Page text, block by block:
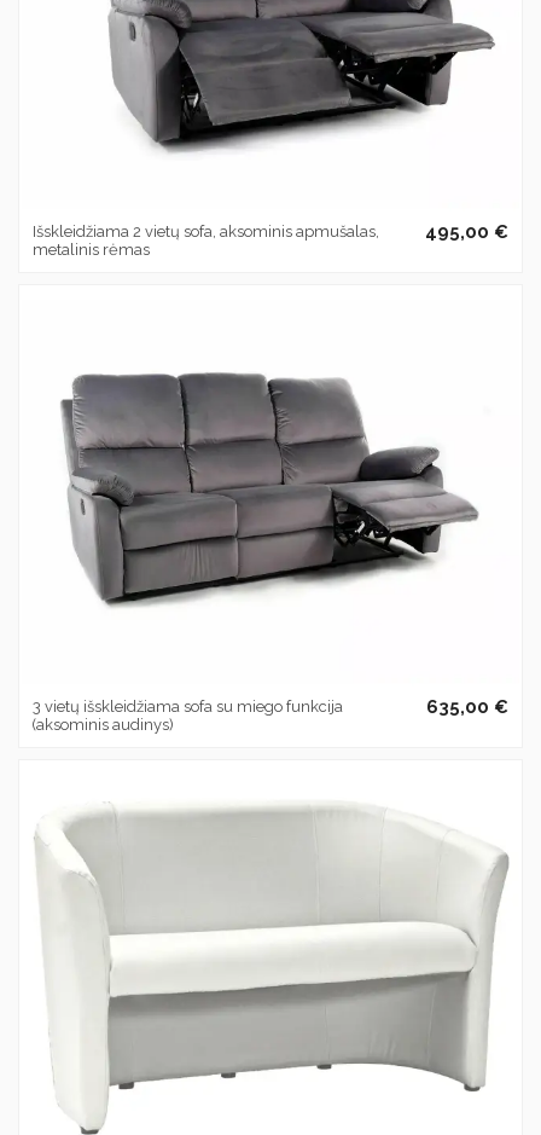
Išskleidžiama 2 vietų sofa, aksominis apmušalas,
metalinis rėmas
495,00 €
3 vietų išskleidžiama sofa su miego funkcija
(aksominis audinys)
635,00 €